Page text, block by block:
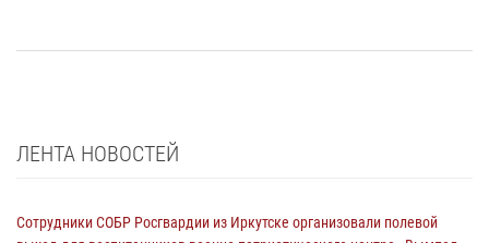
ЛЕНТА НОВОСТЕЙ
Сотрудники СОБР Росгвардии из Иркутске организовали полевой